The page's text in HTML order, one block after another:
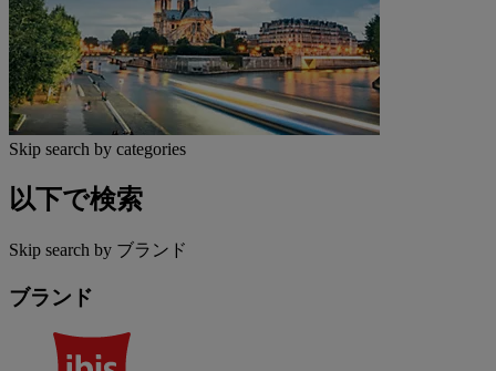
Skip search by categories
以下で検索
Skip search by ブランド
ブランド